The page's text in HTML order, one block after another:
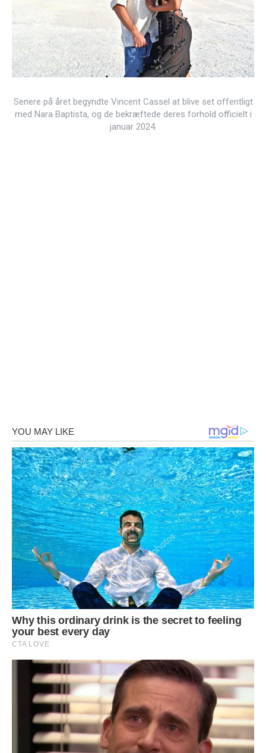
Senere på året begyndte Vincent Cassel at blive set offentligt
med Nara Baptista, og de bekræftede deres forhold officielt i
januar 2024.